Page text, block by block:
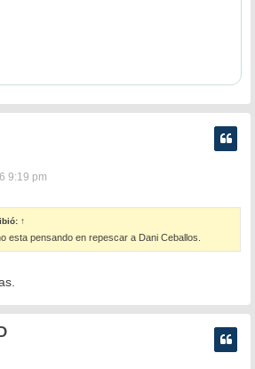
9:19 pm
↑
esta pensando en repescar a Dani Ceballos.